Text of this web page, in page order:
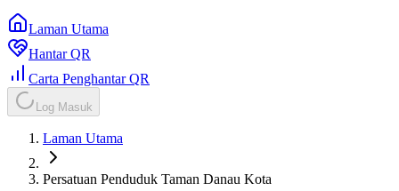
Laman Utama
Hantar QR
Carta Penghantar QR
Log Masuk
Laman Utama
Persatuan Penduduk Taman Danau Kota